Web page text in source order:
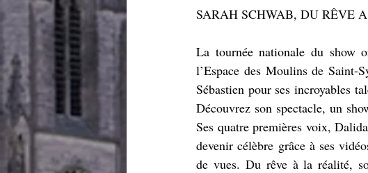
SARAH SCHWAB, DU RÊVE
La tournée nationale du show
l’Espace des Moulins de Saint-
Sébastien pour ses incroyables
Découvrez son spectacle, un
Ses quatre premières voix,
devenir célèbre grâce à ses
de vues. Du rêve à la réalité,